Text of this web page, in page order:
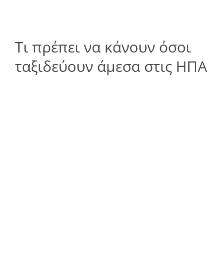
Τι πρέπει να κάνουν όσοι
ταξιδεύουν άμεσα στις ΗΠΑ